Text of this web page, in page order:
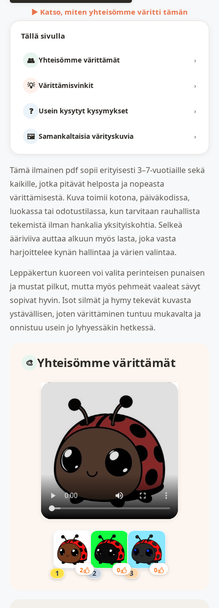
Tällä sivulla
👥 Yhteisömme värittämät ›
💡 Värittämisvinkit ›
❓ Usein kysytyt kysymykset ›
🖼️ Samankaltaisia värityskuvia ›
▶ Katso, miten yhteisömme väritti tämän
Tämä ilmainen pdf sopii erityisesti 3–7-vuotiaille sekä
kaikille, jotka pitävät helposta ja nopeasta
värittämisestä. Kuva toimii kotona, päiväkodissa,
luokassa tai odotustilassa, kun tarvitaan rauhallista
tekemistä ilman hankalia yksityiskohtia. Selkeä
ääriviiva auttaa alkuun myös lasta, joka vasta
harjoittelee kynän hallintaa ja värien valintaa.
Leppäkertun kuoreen voi valita perinteisen punaisen
ja mustat pilkut, mutta myös pehmeät vaaleat sävyt
sopivat hyvin. Isot silmät ja hymy tekevät kuvasta
ystävällisen, joten värittäminen tuntuu mukavalta ja
onnistuu usein jo lyhyessäkin hetkessä.
Yhteisömme värittämät
2 0 0